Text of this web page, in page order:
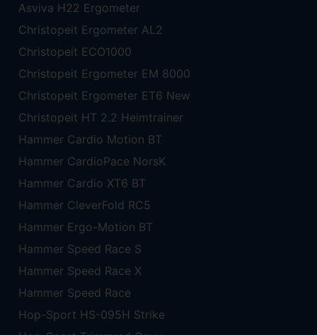
Asviva H22 Ergometer
Christopeit Ergometer AL2
Christopeit ECO1000
Christopeit Ergometer EM 8000
Christopeit Ergometer ET6 New
Christopeit HT 2.2 Heimtrainer
Hammer Cardio Motion BT
Hammer CardioPace NorsK
Hammer Cardio XT6 BT
Hammer CleverFold RC5
Hammer Ergo-Motion BT
Hammer Speed Race S
Hammer Speed Race X
Hammer Speed Race
Hop-Sport HS-095H Strike